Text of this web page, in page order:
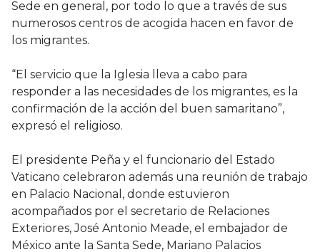
Sede en general, por todo lo que a través de sus
numerosos centros de acogida hacen en favor de
los migrantes.
“El servicio que la Iglesia lleva a cabo para
responder a las necesidades de los migrantes, es la
confirmación de la acción del buen samaritano”,
expresó el religioso.
El presidente Peña y el funcionario del Estado
Vaticano celebraron además una reunión de trabajo
en Palacio Nacional, donde estuvieron
acompañados por el secretario de Relaciones
Exteriores, José Antonio Meade, el embajador de
México ante la Santa Sede, Mariano Palacios